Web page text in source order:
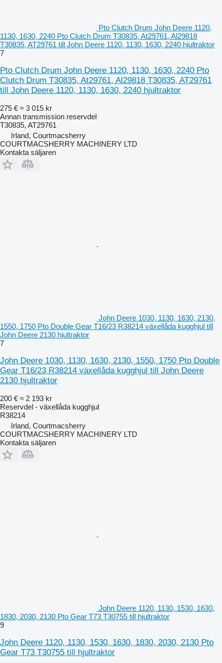
Pto Clutch Drum John Deere 1120,
1130, 1630, 2240 Pto Clutch Drum T30835, At29761, Al29818
T30835, AT29761 till John Deere 1120, 1130, 1630, 2240 hjultraktor
7
Pto Clutch Drum John Deere 1120, 1130, 1630, 2240 Pto
Clutch Drum T30835, At29761, Al29818 T30835, AT29761
till John Deere 1120, 1130, 1630, 2240 hjultraktor
275 € ≈ 3 015 kr
Annan transmission reservdel
T30835, AT29761
Irland, Courtmacsherry
COURTMACSHERRY MACHINERY LTD
Kontakta säljaren
John Deere 1030, 1130, 1630, 2130,
1550, 1750 Pto Double Gear T16/23 R38214 växellåda kugghjul till
John Deere 2130 hjultraktor
7
John Deere 1030, 1130, 1630, 2130, 1550, 1750 Pto Double
Gear T16/23 R38214 växellåda kugghjul till John Deere
2130 hjultraktor
200 € ≈ 2 193 kr
Reservdel - växellåda kugghjul
R38214
Irland, Courtmacsherry
COURTMACSHERRY MACHINERY LTD
Kontakta säljaren
John Deere 1120, 1130, 1530, 1630,
1830, 2030, 2130 Pto Gear T73 T30755 till hjultraktor
9
John Deere 1120, 1130, 1530, 1630, 1830, 2030, 2130 Pto
Gear T73 T30755 till hjultraktor